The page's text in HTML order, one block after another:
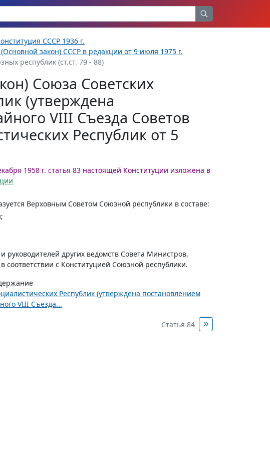
СССР 1936 г.
закон) СССР в редакции от 9 июля 1975 г.
республик (ст.ст. 79 - 88)
Союза Советских
(утверждена
VIII Съезда Советов
Республик от 5
1958 г. статья 83 настоящей Конституции изложена в
Верховным Советом Союзной республики в составе:
руководителей других ведомств Совета Министров,
с Конституцией Союзной республики.
Республик (утверждена постановлением
VIII Съезда...
Статья 84